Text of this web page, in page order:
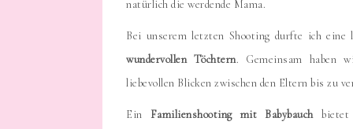
natürlich die werdende Mama.
Bei unserem letzten Shooting durfte ich
wundervollen Töchtern. Gemeinsam haben
liebevollen Blicken zwischen den Eltern bis zu
Ein Familienshooting mit Babybauchbietet